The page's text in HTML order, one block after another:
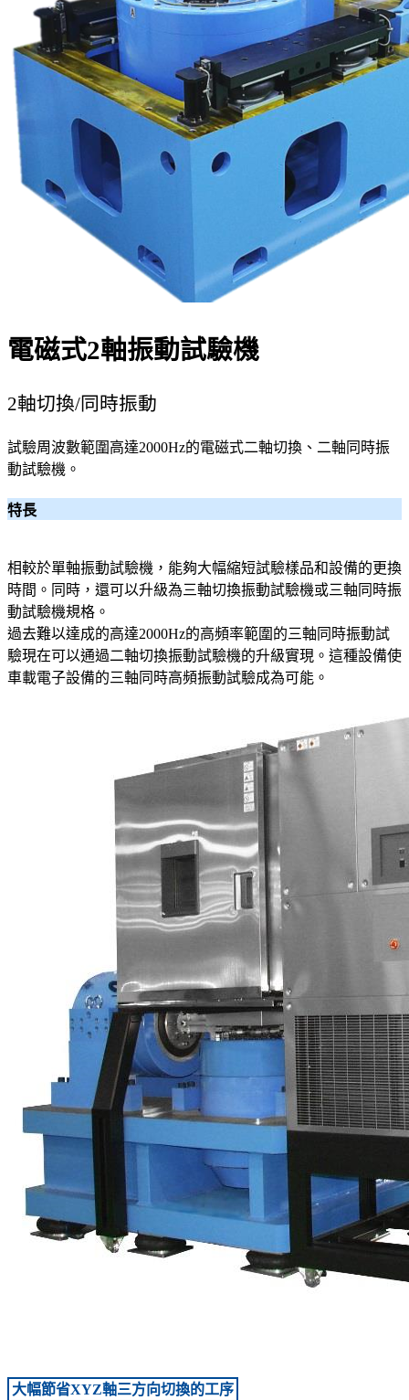
電磁式2軸振動試驗機
2軸切換/同時振動
試驗周波數範圍高達2000Hz的電磁式二軸切換、二軸同時振
動試驗機。
特長
相較於單軸振動試驗機，能夠大幅縮短試驗樣品和設備的更換
時間。同時，還可以升級為三軸切換振動試驗機或三軸同時振
動試驗機規格。
過去難以達成的高達2000Hz的高頻率範圍的三軸同時振動試
驗現在可以通過二軸切換振動試驗機的升級實現。這種設備使
車載電子設備的三軸同時高頻振動試驗成為可能。
大幅節省XYZ軸三方向切換的工序